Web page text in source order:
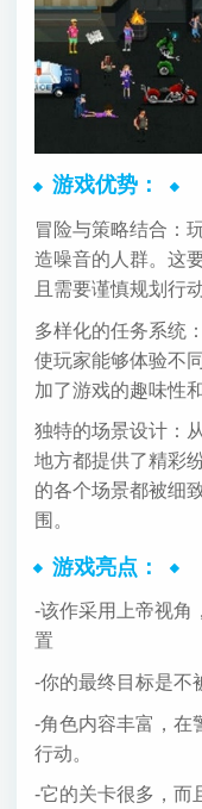
游戏优势：
冒险与策略结合：
造噪音的人群。这
且需要谨慎规划行动
多样化的任务系统
使玩家能够体验不
加了游戏的趣味性
独特的场景设计：
地方都提供了精彩
的各个场景都被细
围。
游戏亮点：
-该作采用上帝视角
置
-你的最终目标是不
-角色内容丰富，在
行动。
-它的关卡很多，而